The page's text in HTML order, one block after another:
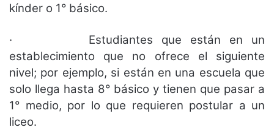
kínder o 1° básico.
· Estudiantes que están en un
establecimiento que no ofrece el siguiente
nivel; por ejemplo, si están en una escuela que
solo llega hasta 8° básico y tienen que pasar a
1° medio, por lo que requieren postular a un
liceo.